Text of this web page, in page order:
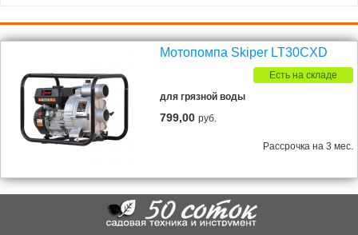
Мотопомпа Skiper LT30CXD
Есть на складе
для грязной воды
799,00руб.
Рассрочка на 3 мес.